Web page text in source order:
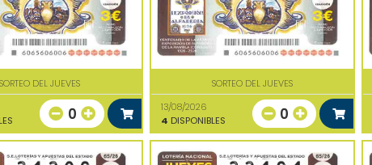
SORTEO DEL JUEVES
0
SORTEO DEL JUEVES
13/08/2026
4 DISPONIBLES 0